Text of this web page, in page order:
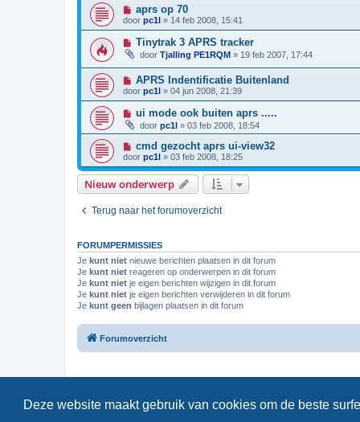
Deze website maakt gebruik van cookies om de beste
aprs op 70
door pc1l » 14 feb 2008, 15:41
Tinytrak 3 APRS tracker
door Tjalling PE1RQM » 19 feb 2007, 17:44
APRS Indentificatie Buitenland
door pc1l » 04 jun 2008, 21:39
ui mode ook buiten aprs .....
door pc1l » 03 feb 2008, 18:54
cmd gezocht aprs ui-view32
door pc1l » 03 feb 2008, 18:25
Nieuw onderwerp
Terug naar het forumoverzicht
FORUMPERMISSIES
Je kunt niet nieuwe berichten plaatsen in dit forum
Je kunt niet reageren op onderwerpen in dit forum
Je kunt niet je eigen berichten wijzigen in dit forum
Je kunt niet je eigen berichten verwijderen in dit forum
Je kunt geen bijlagen plaatsen in dit forum
Forumoverzicht